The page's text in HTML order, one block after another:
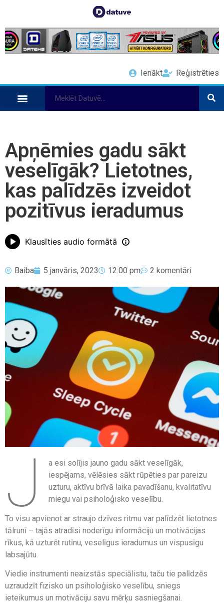
Ienākt Reģistrēties
Apņēmies gadu sākt
veselīgāk? Lietotnes,
kas palīdzēs izveidot
pozitīvus ieradumus
Klausīties audio formātā
Baiba 5 janvāris, 2023 12:00 pm 2 komentāri
J
a esi solījis jauno gadu sākt veselīgāk,
iespējams, vēlēsies sākt rūpēties par pareizu
uzturu, aktīvu brīvā laika pavadīšanu, kvalitatīvu
miegu vai psiholoģisko veselību.
To visu apvienot ar straujo dzīves ritmu var palīdzēt lietotnes
tālrunī – tajās atradīsi noderīgu informāciju un motivācijas
rīkus, kā uzturēt rutīnu, veselīgus ieradumus un vispusīgu
labsajūtu.
Viedie instrumenti neaizstās speciālistu, taču tie palīdzēs
uzraudzīt fizisko un psiholoģisko veselību, sniegs
ieteikumus un motivāciju savu mērķu sasniegšanai.